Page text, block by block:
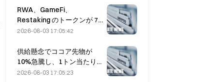
る可能性
RWA、GameFi、
Restaking のトークンが 7
月のリード市場パフォーマ
2026-08-03 17:05:42
供給懸念でココア先物が
10%急騰し、1トン当たり
6,000ドルに接近
2026-08-03 17:05:23